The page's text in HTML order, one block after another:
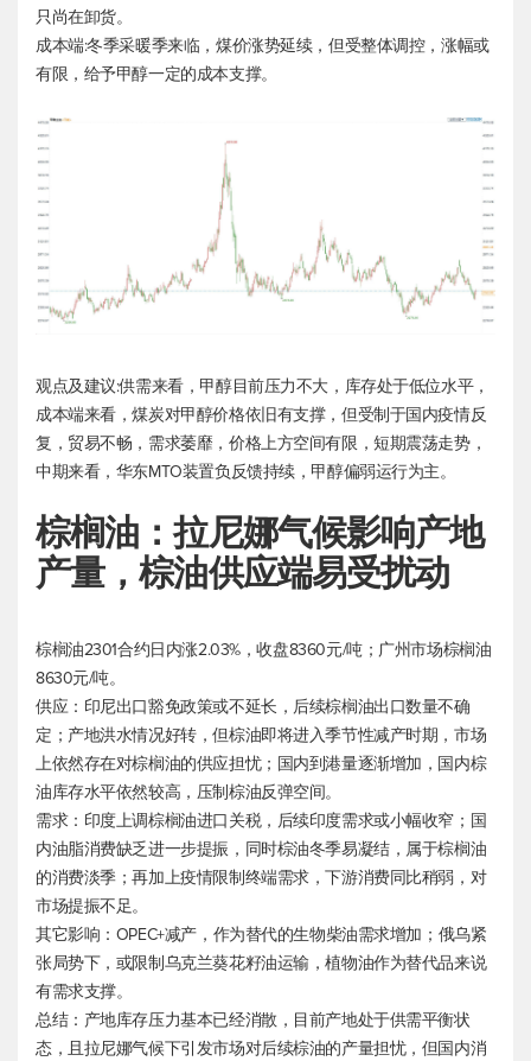
只尚在卸货。
成本端:冬季采暖季来临，煤价涨势延续，但受整体调控，涨幅或
有限，给予甲醇一定的成本支撑。
观点及建议:供需来看，甲醇目前压力不大，库存处于低位水平，
成本端来看，煤炭对甲醇价格依旧有支撑，但受制于国内疫情反
复，贸易不畅，需求萎靡，价格上方空间有限，短期震荡走势，
中期来看，华东MTO装置负反馈持续，甲醇偏弱运行为主。
棕榈油：拉尼娜气候影响产地
产量，棕油供应端易受扰动
棕榈油2301合约日内涨2.03%，收盘8360元/吨；广州市场棕榈油
8630元/吨。
供应：印尼出口豁免政策或不延长，后续棕榈油出口数量不确
定；产地洪水情况好转，但棕油即将进入季节性减产时期，市场
上依然存在对棕榈油的供应担忧；国内到港量逐渐增加，国内棕
油库存水平依然较高，压制棕油反弹空间。
需求：印度上调棕榈油进口关税，后续印度需求或小幅收窄；国
内油脂消费缺乏进一步提振，同时棕油冬季易凝结，属于棕榈油
的消费淡季；再加上疫情限制终端需求，下游消费同比稍弱，对
市场提振不足。
其它影响：OPEC+减产，作为替代的生物柴油需求增加；俄乌紧
张局势下，或限制乌克兰葵花籽油运输，植物油作为替代品来说
有需求支撑。
总结：产地库存压力基本已经消散，目前产地处于供需平衡状
态，且拉尼娜气候下引发市场对后续棕油的产量担忧，但国内消